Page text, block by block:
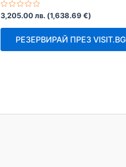
Оценено
с
0
3,205.00лв. (1,638.69 €)
РЕЗЕРВИРАЙ ПРЕЗ VISIT.BG